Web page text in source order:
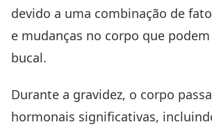
devido a uma combinação de
e mudanças no corpo que
bucal.
Durante a gravidez, o corpo
hormonais significativas,